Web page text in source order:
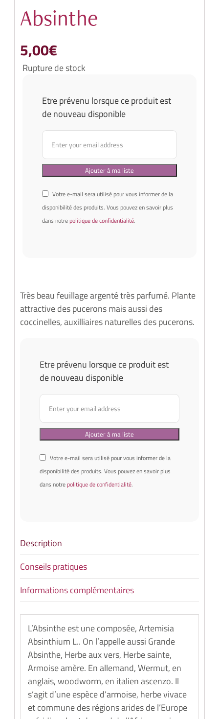
Absinthe
5,00€
Rupture de stock
Etre prévenu lorsque ce produit est
de nouveau disponible
Votre e-mail sera utilisé pour vous informer de la
disponibilité des produits. Vous pouvez en savoir plus
dans notrepolitique de confidentialité.
Très beau feuillage argenté très parfumé. Plante
attractive des pucerons mais aussi des
coccinelles, auxilliaires naturelles des pucerons.
Etre prévenu lorsque ce produit est
de nouveau disponible
Votre e-mail sera utilisé pour vous informer de la
disponibilité des produits. Vous pouvez en savoir plus
dans notrepolitique de confidentialité.
Description
Conseils pratiques
Informations complémentaires
L’Absinthe est une composée, Artemisia
Absinthium L.. On l’appelle aussi Grande
Absinthe, Herbe aux vers, Herbe sainte,
Armoise amère. En allemand, Wermut, en
anglais, woodworm, en italien ascenzo. Il
s’agit d’une espèce d’armoise, herbe vivace
et commune des régions arides de l’Europe